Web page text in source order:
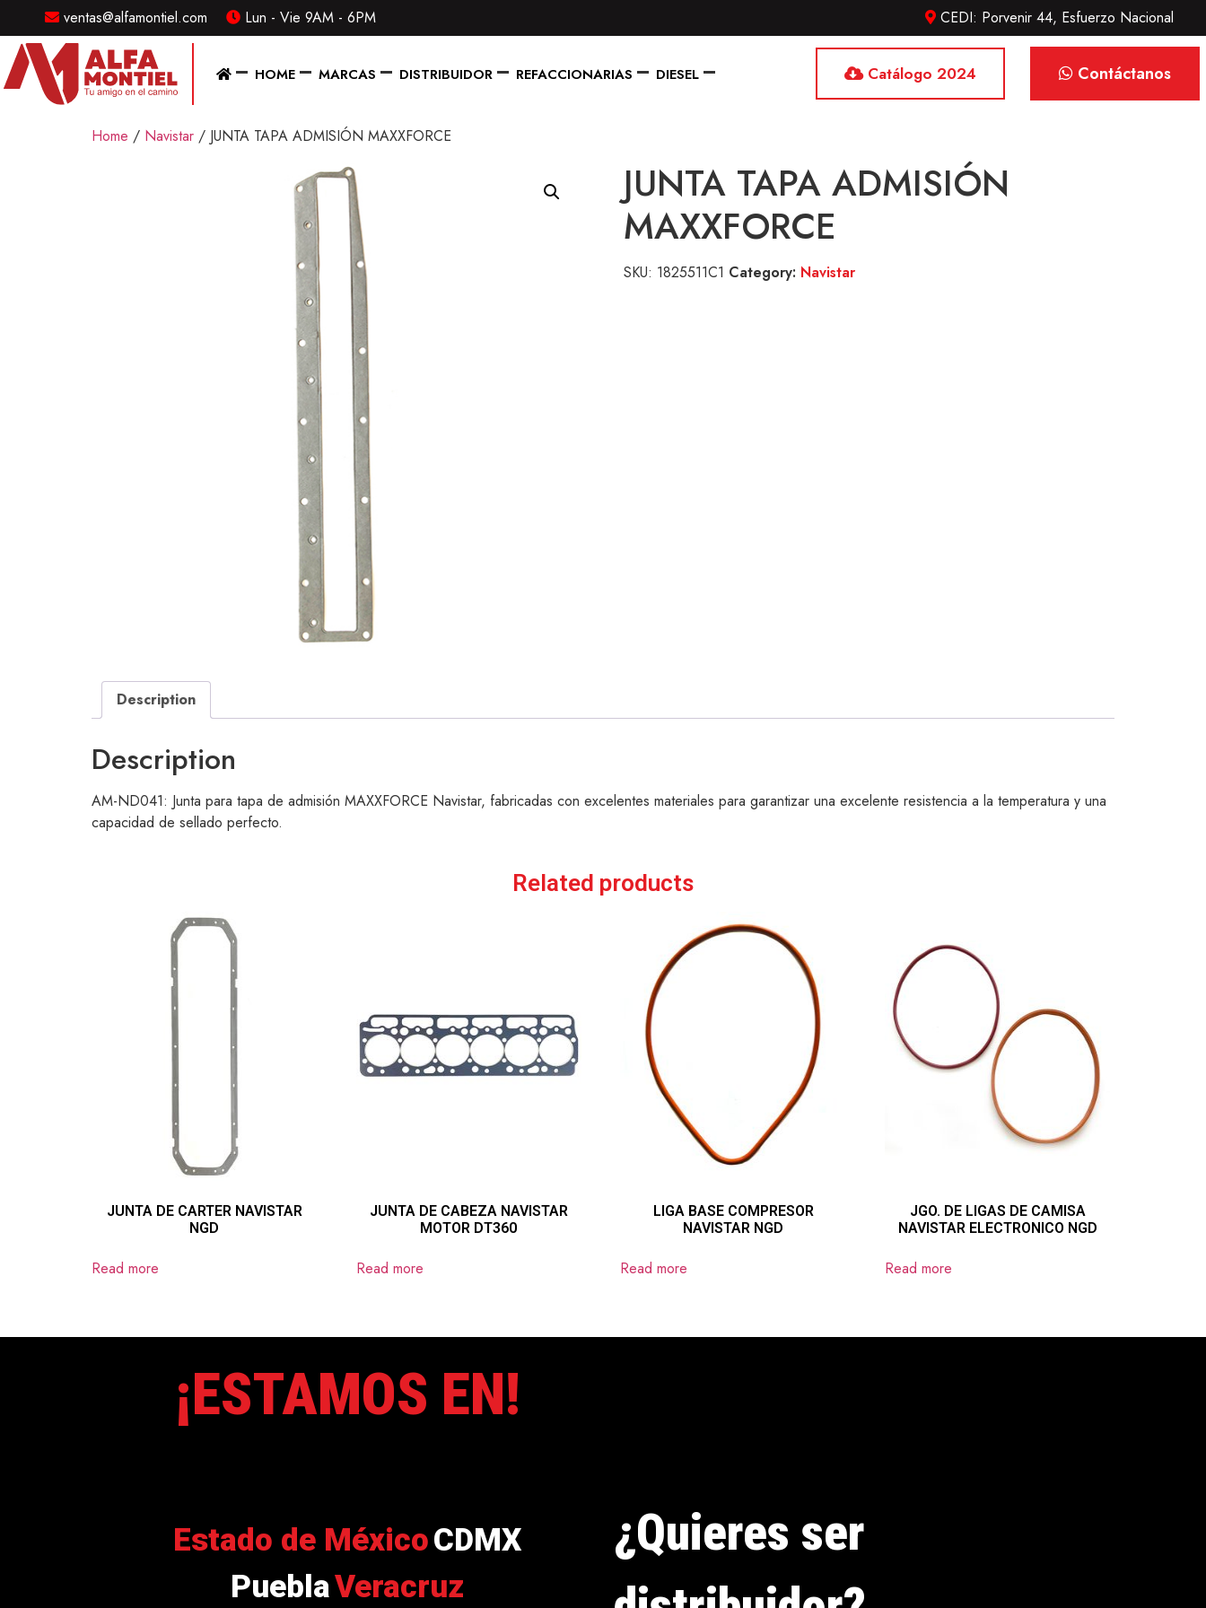
ventas@alfamontiel.com Lun - Vie 9AM - 6PM CEDI: Porvenir 44, Esfuerzo Nacional
HOME MARCAS DISTRIBUIDOR REFACCIONARIAS DIESEL Catálogo 2024 Contáctanos
MENU
Home / Navistar / JUNTA TAPA ADMISIÓN MAXXFORCE
JUNTA TAPA ADMISIÓN
MAXXFORCE
SKU: 1825511C1 Category: Navistar
Description
Description
AM-ND041: Junta para tapa de admisión MAXXFORCE Navistar, fabricadas con excelentes materiales para garantizar una excelente resistencia a la temperatura y una
capacidad de sellado perfecto.
Related products
JUNTA DE CARTER NAVISTAR
NGD
Read more
JUNTA DE CABEZA NAVISTAR
MOTOR DT360
Read more
LIGA BASE COMPRESOR
NAVISTAR NGD
Read more
JGO. DE LIGAS DE CAMISA
NAVISTAR ELECTRONICO NGD
Read more
¡ESTAMOS EN!
¿Quieres ser
Estado de MéxicoCDMX
PueblaVeracruz